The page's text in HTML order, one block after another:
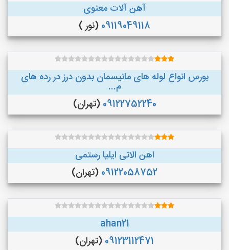
آهن آلات معنوی
09119049118 (نور )
بورس انواع لوله های مانیسمان بدون درز در رده های
م...
09122752240 (تهران)
اهن الاتی ایلیا رستمی
09122058752 (تهران)
ahan21
09123112471 (تهران)